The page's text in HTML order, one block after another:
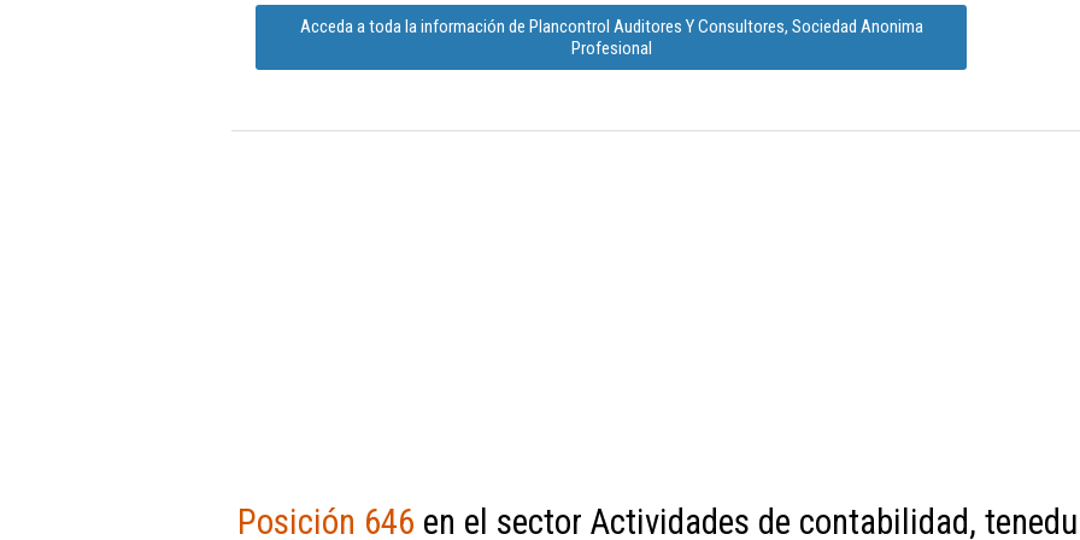
Acceda a toda la información de Plancontrol Auditores Y Consultores, Sociedad Anonima
Profesional
Posición 646 en el sector Actividades de contabilidad,